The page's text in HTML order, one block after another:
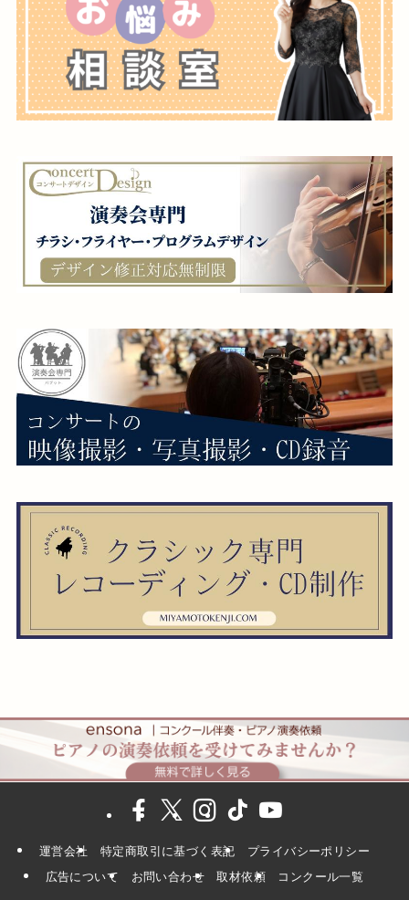
運営会社 特定商取引に基づく表記
プライバシーポリシー
広告について
お問い合わせ 取材依頼 コンクール一覧